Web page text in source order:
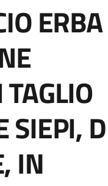
ERBA
SIEPI,
IN